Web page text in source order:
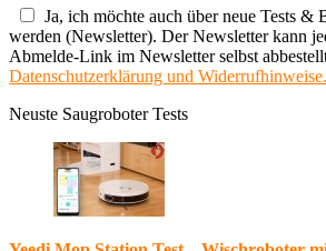
Ja, ich möchte auch über neue Tests &
werden (Newsletter). Der Newsletter kann
Abmelde-Link im Newsletter selbst
Datenschutzerklärung und Widerrufhinweise.
Neuste Saugroboter Tests